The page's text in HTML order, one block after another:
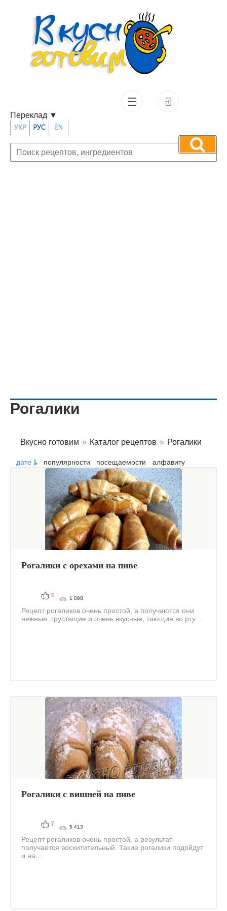
Переклад ▼
Рогалики
Вкусно готовим » Каталог рецептов » Рогалики
дате популярности посещаемости алфавиту
Рогалики с орехами на пиве
4 1 898
Рецепт рогаликов очень простой, а получаются они
нежные, грустящие и очень вкусные, тающие во рту....
Рогалики с вишней на пиве
7 5 413
Рецепт рогаликов очень простой, а результат
получается восхитительный. Такие рогалики подойдут
и на...